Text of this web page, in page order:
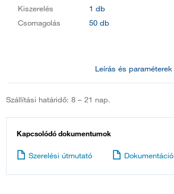
Kiszerelés
1 db
Csomagolás
50 db
Leírás és paraméterek
Szállítási határidő: 8 – 21 nap.
Kapcsolódó dokumentumok
Szerelési útmutató Dokumentáció